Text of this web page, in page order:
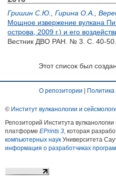
Гришин С.Ю. Гирина О.А.
Мощное извержение вулкана
острова, 2009 г.) и его
Вестник ДВО РАН. № 3. С. 40-50.
Этот список был создан
О репозитории
© Институт вулканологии и
Репозиторий Института
платформе EPrints 3, которая
компьютерных наук Университета
информация о разработчиках